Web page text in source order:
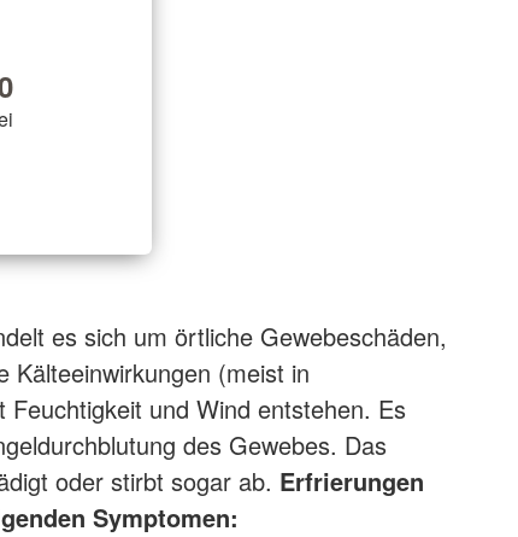
es sich um örtliche Gewebeschäden,
Kälteeinwirkungen (meist in
Feuchtigkeit und Wind entstehen. Es
des Gewebes. Das
oder stirbt sogar ab. Erfrierungen
Symptomen: